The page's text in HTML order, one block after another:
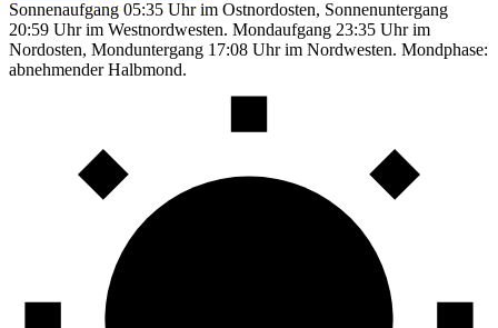
Sonnenaufgang 05:35 Uhr im Ostnordosten, Sonnenuntergang
20:59 Uhr im Westnordwesten. Mondaufgang 23:35 Uhr im
Nordosten, Monduntergang 17:08 Uhr im Nordwesten. Mondphase:
abnehmender Halbmond.